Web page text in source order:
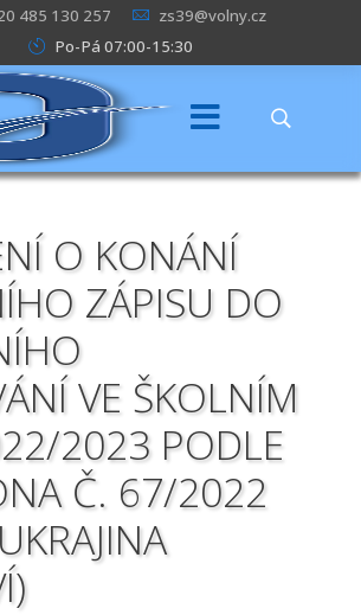
485 130 257
zs39@volny.cz
Po-Pá 07:00-15:30
O KONÁNÍ
ZÁPISU DO
VE ŠKOLNÍM
2023 PODLE
Č. 67/2022